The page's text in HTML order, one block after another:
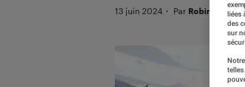
13 juin 2024 ・ Par Robin Negre
des
sur